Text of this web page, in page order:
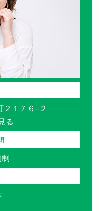
２１７６−２
る